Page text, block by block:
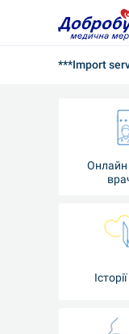
***Import
Онлайн